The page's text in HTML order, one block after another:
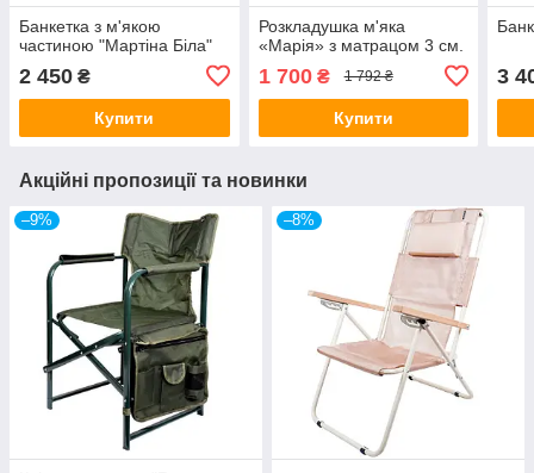
Банкетка з м'якою
частиною "Мартіна Біла"
2 450 ₴
Купити
Розкладушка м'яка
«Марія» з матрацом 3 см.
1 700₴ 1 792 ₴
Купити
3
Акційні пропозиції та новинки
–9% –8%